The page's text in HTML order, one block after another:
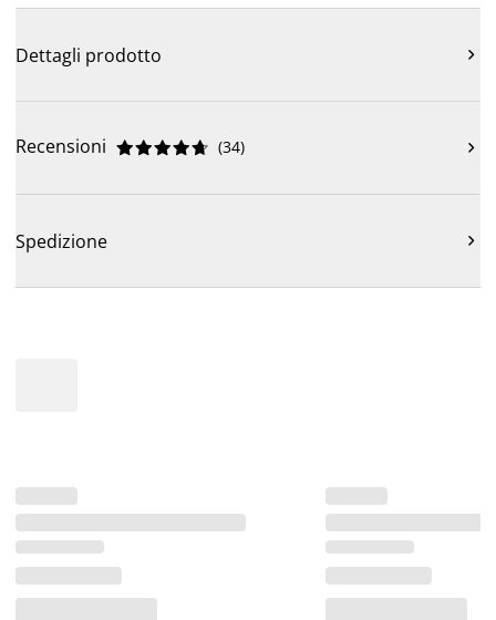
Dettagli prodotto 
Recensioni 




 (34) 
Spedizione 